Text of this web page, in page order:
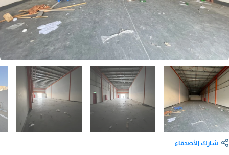
شارك الأصدقاء